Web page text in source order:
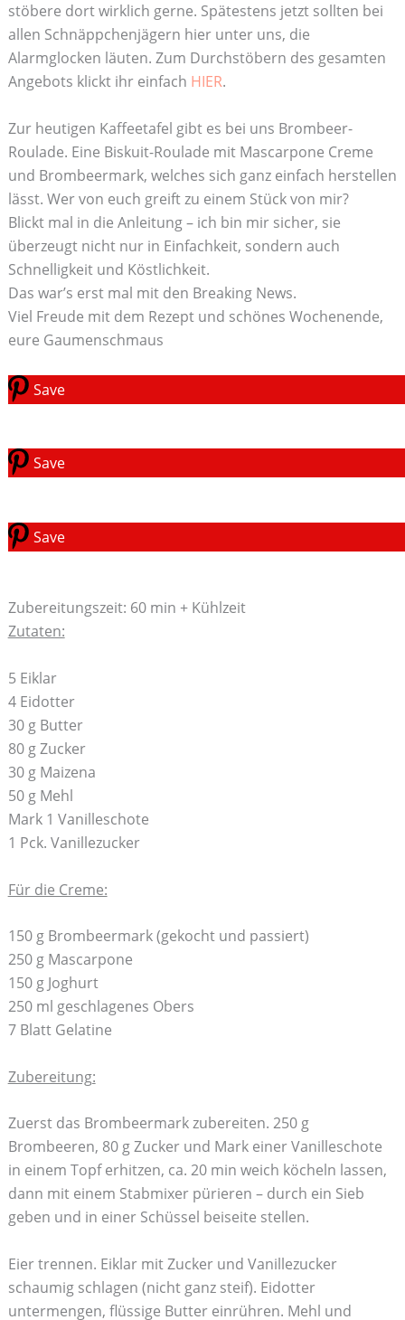
stöbere dort wirklich gerne. Spätestens jetzt sollten bei
allen Schnäppchenjägern hier unter uns, die
Alarmglocken läuten. Zum Durchstöbern des gesamten
Angebots klickt ihr einfach HIER.
Zur heutigen Kaffeetafel gibt es bei uns Brombeer-
Roulade. Eine Biskuit-Roulade mit Mascarpone Creme
und Brombeermark, welches sich ganz einfach herstellen
lässt. Wer von euch greift zu einem Stück von mir?
Blickt mal in die Anleitung – ich bin mir sicher, sie
überzeugt nicht nur in Einfachkeit, sondern auch
Schnelligkeit und Köstlichkeit.
Das war’s erst mal mit den Breaking News.
Viel Freude mit dem Rezept und schönes Wochenende,
eure Gaumenschmaus
Save
Save
Save
Zubereitungszeit: 60 min + Kühlzeit
Zutaten:
5 Eiklar
4 Eidotter
30 g Butter
80 g Zucker
30 g Maizena
50 g Mehl
Mark 1 Vanilleschote
1 Pck. Vanillezucker
Für die Creme:
150 g Brombeermark (gekocht und passiert)
250 g Mascarpone
150 g Joghurt
250 ml geschlagenes Obers
7 Blatt Gelatine
Zubereitung:
Zuerst das Brombeermark zubereiten. 250 g
Brombeeren, 80 g Zucker und Mark einer Vanilleschote
in einem Topf erhitzen, ca. 20 min weich köcheln lassen,
dann mit einem Stabmixer pürieren – durch ein Sieb
geben und in einer Schüssel beiseite stellen.
Eier trennen. Eiklar mit Zucker und Vanillezucker
schaumig schlagen (nicht ganz steif). Eidotter
untermengen, flüssige Butter einrühren. Mehl und